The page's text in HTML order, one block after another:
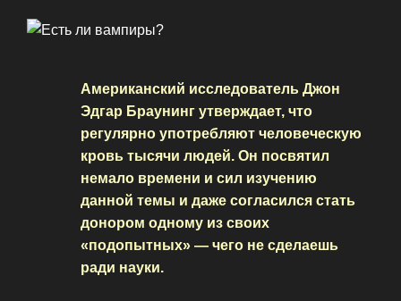
Американский исследователь Джон
Эдгар Браунинг утверждает, что
регулярно употребляют человеческую
кровь тысячи людей. Он посвятил
немало времени и сил изучению
данной темы и даже согласился стать
донором одному из своих
«подопытных» — чего не сделаешь
ради науки.